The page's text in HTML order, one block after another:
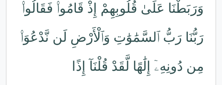
وَرَبَطْنَا عَلَىٰ قُلُوبِهِمْ إِذْ قَامُوا۟ فَقَالُوا۟
رَبُّنَا رَبُّ ٱلسَّمَٰوَٰتِ وَٱلْأَرْضِ لَن نَّدْعُوَا۟
مِن دُونِهِۦٓ إِلَٰهًا لَّقَدْ قُلْنَآ إِذًا